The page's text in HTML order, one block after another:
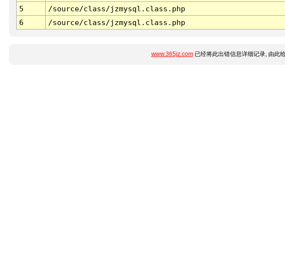
5
/source/class/jzmysql.class.php
6
/source/class/jzmysql.class.php
www.365jz.com已经将此出错信息详细记录, 由此